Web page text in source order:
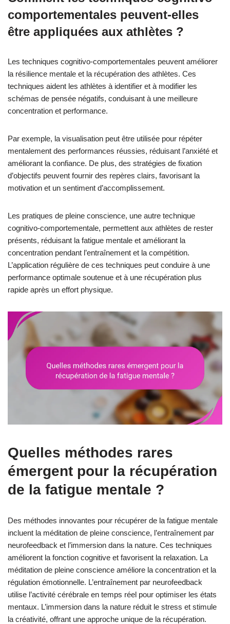
comportementales peuvent-elles
être appliquées aux athlètes ?
Les techniques cognitivo-comportementales peuvent améliorer
la résilience mentale et la récupération des athlètes. Ces
techniques aident les athlètes à identifier et à modifier les
schémas de pensée négatifs, conduisant à une meilleure
concentration et performance.
Par exemple, la visualisation peut être utilisée pour répéter
mentalement des performances réussies, réduisant l’anxiété et
améliorant la confiance. De plus, des stratégies de fixation
d’objectifs peuvent fournir des repères clairs, favorisant la
motivation et un sentiment d’accomplissement.
Les pratiques de pleine conscience, une autre technique
cognitivo-comportementale, permettent aux athlètes de rester
présents, réduisant la fatigue mentale et améliorant la
concentration pendant l’entraînement et la compétition.
L’application régulière de ces techniques peut conduire à une
performance optimale soutenue et à une récupération plus
rapide après un effort physique.
Quelles méthodes rares
émergent pour la récupération
de la fatigue mentale ?
Des méthodes innovantes pour récupérer de la fatigue mentale
incluent la méditation de pleine conscience, l’entraînement par
neurofeedback et l’immersion dans la nature. Ces techniques
améliorent la fonction cognitive et favorisent la relaxation. La
méditation de pleine conscience améliore la concentration et la
régulation émotionnelle. L’entraînement par neurofeedback
utilise l’activité cérébrale en temps réel pour optimiser les états
mentaux. L’immersion dans la nature réduit le stress et stimule
la créativité, offrant une approche unique de la récupération.